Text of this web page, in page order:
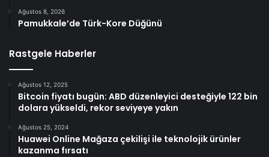
Ağustos 8, 2026
Pamukkale’de Türk-Kore Düğünü
Rastgele Haberler
Ağustos 12, 2025
Bitcoin fiyatı bugün: ABD düzenleyici desteğiyle 122 bin
dolara yükseldi, rekor seviyeye yakın
Ağustos 25, 2024
Huawei Online Mağaza çekilişi ile teknolojik ürünler
kazanma fırsatı